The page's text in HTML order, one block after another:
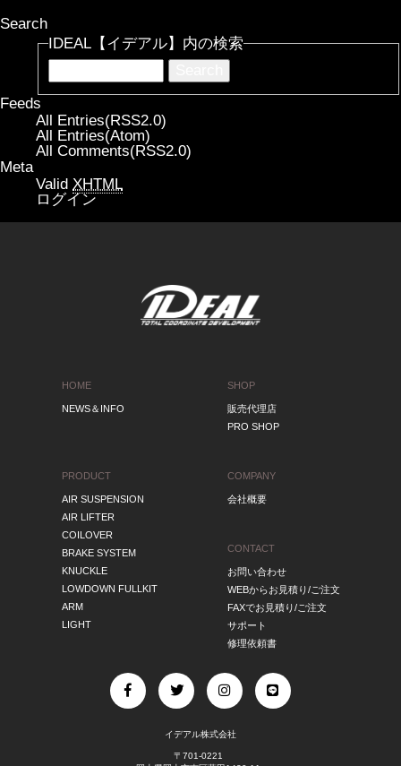
Search
IDEAL【イデアル】内の検索
Feeds
All Entries(RSS2.0)
All Entries(Atom)
All Comments(RSS2.0)
Meta
Valid XHTML
ログイン
HOME
NEWS＆INFO
PRODUCT
AIR SUSPENSION
AIR LIFTER
COILOVER
BRAKE SYSTEM
KNUCKLE
LOWDOWN FULLKIT
ARM
LIGHT
SHOP
販売代理店
PRO SHOP
COMPANY
会社概要
CONTACT
お問い合わせ
WEBからお見積り/ご注文
FAXでお見積り/ご注文
サポート
修理依頼書
イデアル株式会社
〒701-0221